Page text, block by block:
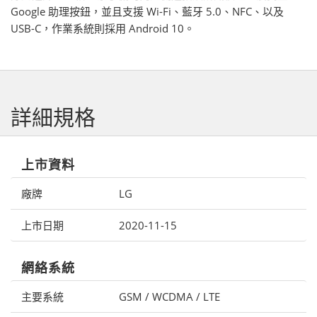
Google 助理按鈕，並且支援 Wi-Fi、藍牙 5.0、NFC、以及
USB-C，作業系統則採用 Android 10。
詳細規格
上市資料
廠牌 LG
上市日期 2020-11-15
網絡系統
主要系統 GSM / WCDMA / LTE